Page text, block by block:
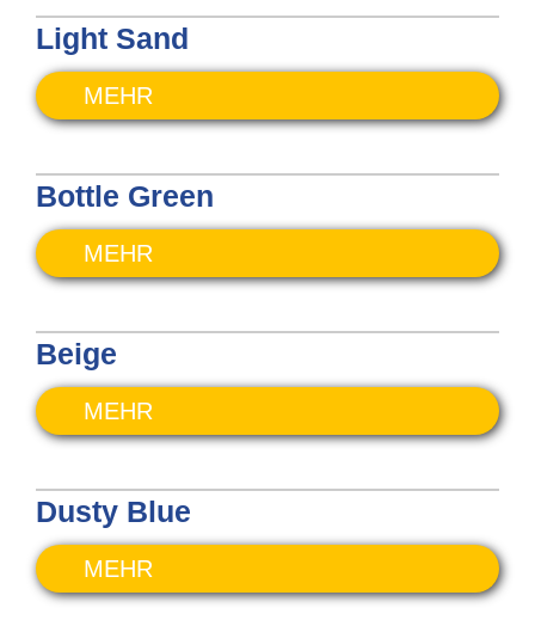
Light Sand
MEHR
Bottle Green
MEHR
Beige
MEHR
Dusty Blue
MEHR